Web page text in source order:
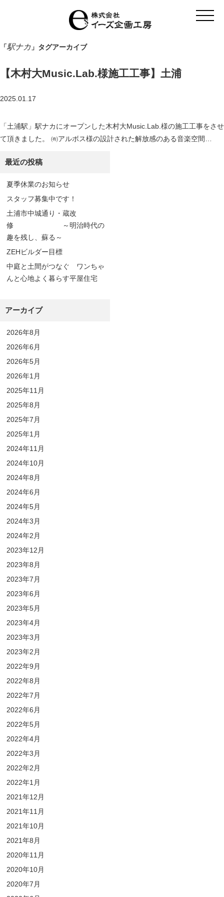
t
o
n
「駅ナカ 」タグアーカイブ
【木村大Music.Lab.様施工工事】土浦
2025.01.17
「土浦駅」駅ナカにオープンした木村大Music.Lab.様の施工工事をさせ
て頂きました。 ㈲アルボス様の設計された解放感のある音楽空間…
最近の投稿
夏季休業のお知らせ
スタッフ募集中です！
土浦市中城通り・蔵改
修 ～明治時代の
趣を残し、蘇る～
ZEHビルダー目標
中庭と土間がつなぐ ワンちゃ
んと心地よく暮らす平屋住宅
アーカイブ
2026年8月
2026年6月
2026年5月
2026年1月
2025年11月
2025年8月
2025年7月
2025年1月
2024年11月
2024年10月
2024年8月
2024年6月
2024年5月
2024年3月
2024年2月
2023年12月
2023年8月
2023年7月
2023年6月
2023年5月
2023年4月
2023年3月
2023年2月
2022年9月
2022年8月
2022年7月
2022年6月
2022年5月
2022年4月
2022年3月
2022年2月
2022年1月
2021年12月
2021年11月
2021年10月
2021年8月
2020年11月
2020年10月
2020年7月